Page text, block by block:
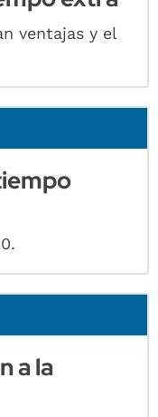
ventajas y el
a la